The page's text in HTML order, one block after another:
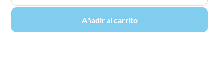
Añadir al carrito